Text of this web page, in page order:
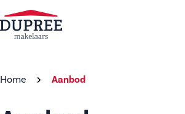
Home Aanbod